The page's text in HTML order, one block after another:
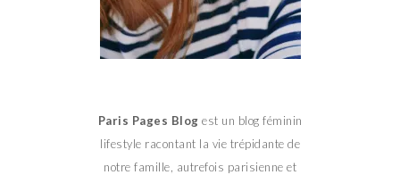
Paris Pages Blog est un blog féminin
lifestyle racontant la vie trépidante de
notre famille, autrefois parisienne et